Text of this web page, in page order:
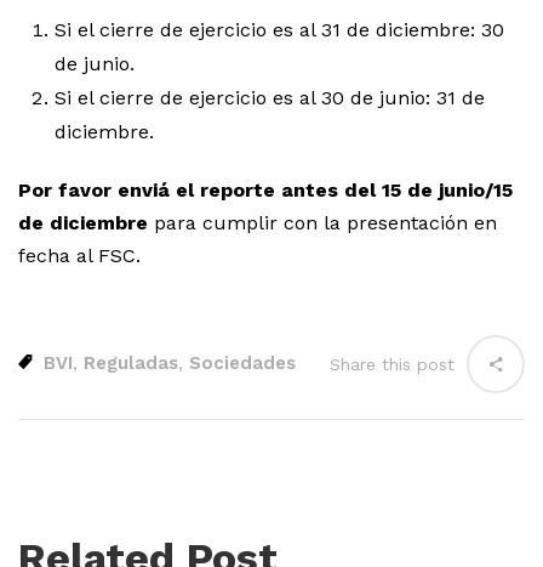
Si el cierre de ejercicio es al 31 de diciembre: 30
de junio.
Si el cierre de ejercicio es al 30 de junio: 31 de
diciembre.
Por favor enviá el reporte antes del 15 de junio/15
de diciembre para cumplir con la presentación en
fecha al FSC.
BVI, Reguladas, Sociedades Share this post
Related Post